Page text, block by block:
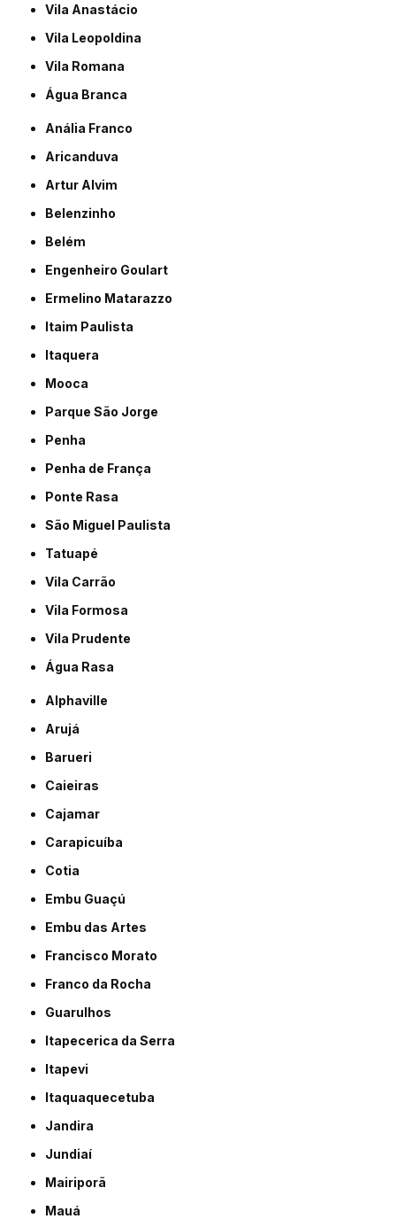
Vila Anastácio
Vila Leopoldina
Vila Romana
Água Branca
Anália Franco
Aricanduva
Artur Alvim
Belenzinho
Belém
Engenheiro Goulart
Ermelino Matarazzo
Itaim Paulista
Itaquera
Mooca
Parque São Jorge
Penha
Penha de França
Ponte Rasa
São Miguel Paulista
Tatuapé
Vila Carrão
Vila Formosa
Vila Prudente
Água Rasa
Alphaville
Arujá
Barueri
Caieiras
Cajamar
Carapicuíba
Cotia
Embu Guaçú
Embu das Artes
Francisco Morato
Franco da Rocha
Guarulhos
Itapecerica da Serra
Itapevi
Itaquaquecetuba
Jandira
Jundiaí
Mairiporã
Mauá